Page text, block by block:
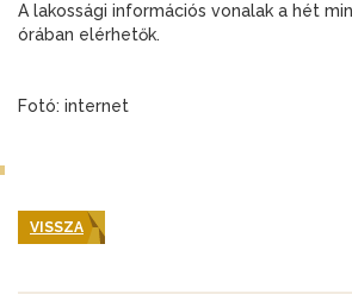
A lakossági információs vonalak a hét
órában elérhetők.
Fotó: internet
VISSZA